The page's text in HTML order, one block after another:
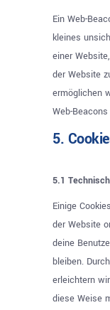
Ein Web-
kleines
einer
der Website
ermöglichen
Web-
5.
5.1
Einige
der Website
deine
bleiben.
erleichtern
diese Weise